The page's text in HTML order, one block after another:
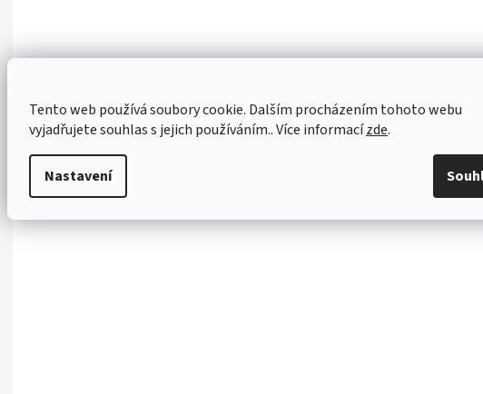
Tento web používá soubory cookie. Dalším procházením tohoto webu
vyjadřujete souhlas s jejich používáním.. Více informacízde.
Nastavení